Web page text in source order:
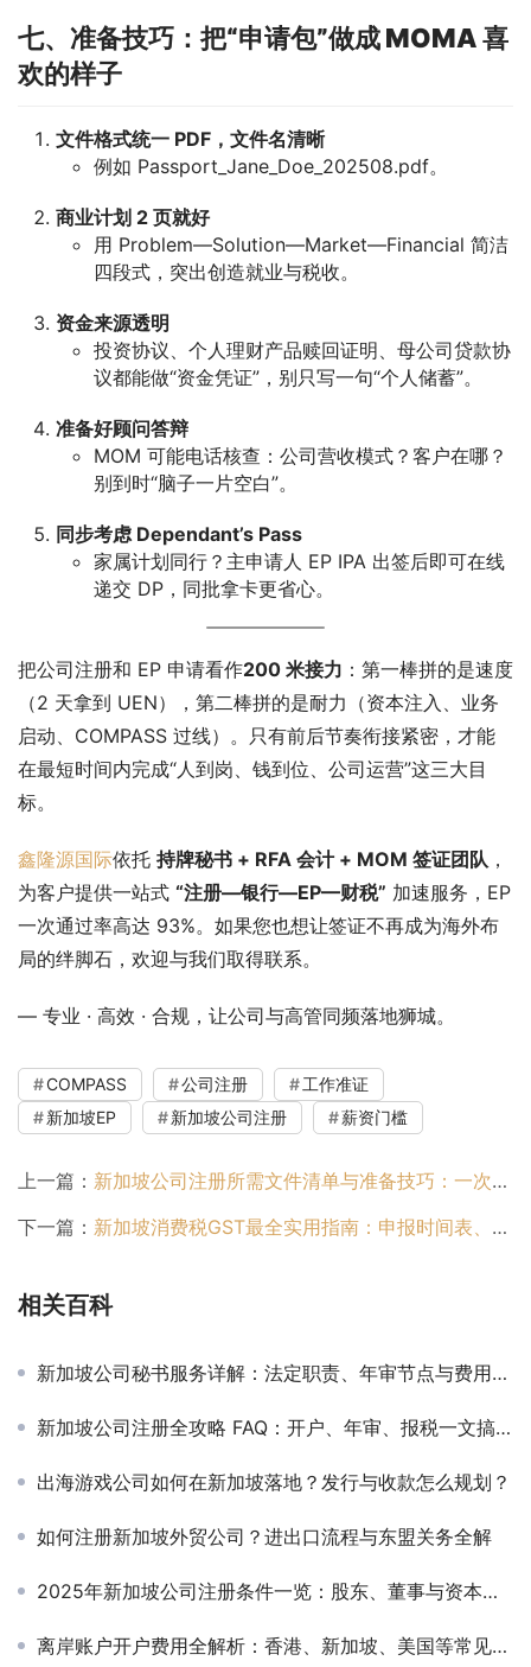
七、准备技巧：把“申请包”做成 MOMA 喜
欢的样子
文件格式统一 PDF，文件名清晰
例如 Passport_Jane_Doe_202508.pdf。
商业计划 2 页就好
用 Problem—Solution—Market—Financial 简洁
四段式，突出创造就业与税收。
资金来源透明
投资协议、个人理财产品赎回证明、母公司贷款协
议都能做“资金凭证”，别只写一句“个人储蓄”。
准备好顾问答辩
MOM 可能电话核查：公司营收模式？客户在哪？
别到时“脑子一片空白”。
同步考虑 Dependant’s Pass
家属计划同行？主申请人 EP IPA 出签后即可在线
递交 DP，同批拿卡更省心。
把公司注册和 EP 申请看作200 米接力 ：第一棒拼的是速度
（2 天拿到 UEN），第二棒拼的是耐力（资本注入、业务
启动、COMPASS 过线）。只有前后节奏衔接紧密，才能
在最短时间内完成“人到岗、钱到位、公司运营”这三大目
标。
鑫隆源国际依托 持牌秘书 + RFA 会计 + MOM 签证团队 ，
为客户提供一站式 “注册—银行—EP—财税” 加速服务，EP
一次通过率高达 93%。如果您也想让签证不再成为海外布
局的绊脚石，欢迎与我们取得联系。
— 专业 · 高效 · 合规，让公司与高管同频落地狮城。
COMPASS 公司注册
工作准证
新加坡EP
新加坡公司注册 薪资门槛
上一篇： 新加坡公司注册所需文件清单与准备技巧：一次过审的实战指南
下一篇： 新加坡消费税GST最全实用指南：申报时间表、常见误区与避坑技巧
相关百科
新加坡公司秘书服务详解：法定职责、年审节点与费用真相
新加坡公司注册全攻略 FAQ：开户、年审、报税一文搞定
出海游戏公司如何在新加坡落地？发行与收款怎么规划？
如何注册新加坡外贸公司？进出口流程与东盟关务全解
2025年新加坡公司注册条件一览：股东、董事与资本最新要求全解析
离岸账户开户费用全解析：香港、新加坡、美国等常见地区对比指南